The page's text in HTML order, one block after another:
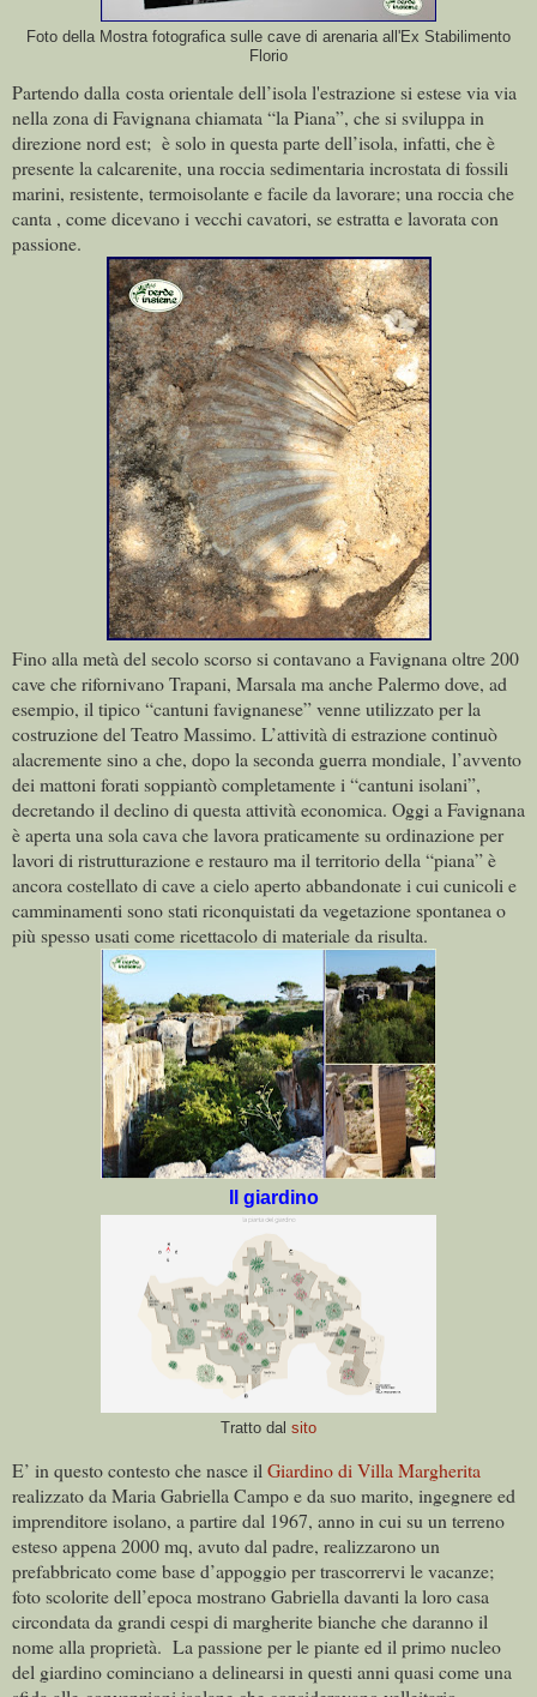
Foto della Mostra fotografica sulle cave di arenaria all'Ex Stabilimento
Florio
Partendo dalla costa orientale dell’isola l'estrazione si estese via via
nella zona di Favignana chiamata “la Piana”, che si sviluppa in
direzione nord est; è solo in questa parte dell’isola, infatti, che è
presente la calcarenite, una roccia sedimentaria incrostata di fossili
marini, resistente, termoisolante e facile da lavorare; una roccia che
canta , come dicevano i vecchi cavatori, se estratta e lavorata con
passione.
Fino alla metà del secolo scorso si contavano a Favignana oltre 200
cave che rifornivano Trapani, Marsala ma anche Palermo dove, ad
esempio, il tipico “cantuni favignanese” venne utilizzato per la
costruzione del Teatro Massimo. L’attività di estrazione continuò
alacremente sino a che, dopo la seconda guerra mondiale, l’avvento
dei mattoni forati soppiantò completamente i “cantuni isolani”,
decretando il declino di questa attività economica. Oggi a Favignana
è aperta una sola cava che lavora praticamente su ordinazione per
lavori di ristrutturazione e restauro ma il territorio della “piana” è
ancora costellato di cave a cielo aperto abbandonate i cui cunicoli e
camminamenti sono stati riconquistati da vegetazione spontanea o
più spesso usati come ricettacolo di materiale da risulta.
Il giardino
Tratto dal sito
E’ in questo contesto che nasce ilGiardino di Villa Margherita
realizzato da Maria Gabriella Campo e da suo marito, ingegnere ed
imprenditore isolano, a partire dal 1967, anno in cui su un terreno
esteso appena 2000 mq, avuto dal padre, realizzarono un
prefabbricato come base d’appoggio per trascorrervi le vacanze;
foto scolorite dell’epoca mostrano Gabriella davanti la loro casa
circondata da grandi cespi di margherite bianche che daranno il
nome alla proprietà. La passione per le piante ed il primo nucleo
del giardino cominciano a delinearsi in questi anni quasi come una